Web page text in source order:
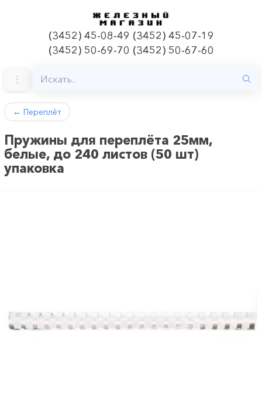
(3452) 45-08-49 (3452) 45-07-19
(3452) 50-69-70 (3452) 50-67-60
← Переплёт
Пружины для переплёта 25мм,
белые, до 240 листов (50 шт)
упаковка